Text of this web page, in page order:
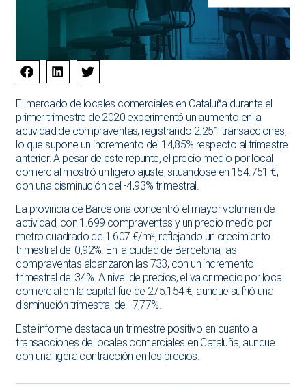
El mercado de locales comerciales en Cataluña durante el
primer trimestre de 2020 experimentó un aumento en la
actividad de compraventas, registrando 2.251 transacciones,
lo que supone un incremento del 14,85% respecto al trimestre
anterior. A pesar de este repunte, el precio medio por local
comercial mostró un ligero ajuste, situándose en 154.751 €,
con una disminución del -4,93% trimestral.
La provincia de Barcelona concentró el mayor volumen de
actividad, con 1.699 compraventas y un precio medio por
metro cuadrado de 1.607 €/m², reflejando un crecimiento
trimestral del 0,92%. En la ciudad de Barcelona, las
compraventas alcanzaron las 733, con un incremento
trimestral del 34%. A nivel de precios, el valor medio por local
comercial en la capital fue de 275.154 €, aunque sufrió una
disminución trimestral del -7,77%.
Este informe destaca un trimestre positivo en cuanto a
transacciones de locales comerciales en Cataluña, aunque
con una ligera contracción en los precios.